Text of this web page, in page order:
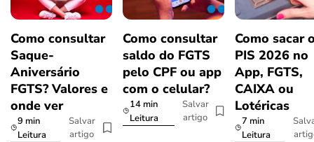
Como consultar
Saque-
Aniversário
FGTS? Valores e
onde ver
9 min
Leitura
Salvar
artigo
Como consultar
saldo do FGTS
pelo CPF ou app
com o celular?
14 min
Leitura
Salvar
artigo
Como sacar
PIS 2026 no
App, FGTS,
CAIXA ou
Lotéricas
7 min
Leitura